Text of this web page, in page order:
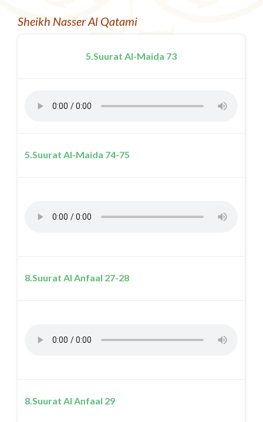
Sheikh Nasser Al Qatami
5.Suurat Al-Maida 73
5.Suurat Al-Maida 74-75
8.Suurat Al Anfaal 27-28
8.Suurat Al Anfaal 29